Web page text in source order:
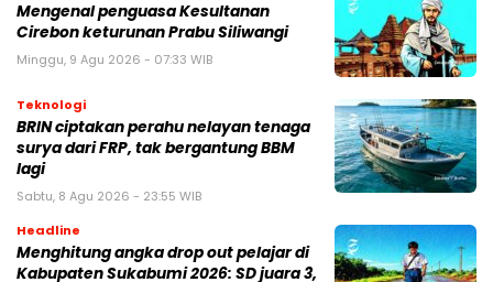
Mengenal penguasa Kesultanan
Cirebon keturunan Prabu Siliwangi
Minggu, 9 Agu 2026 - 07:33 WIB
Teknologi
BRIN ciptakan perahu nelayan tenaga
surya dari FRP, tak bergantung BBM
lagi
Sabtu, 8 Agu 2026 - 23:55 WIB
Headline
Menghitung angka drop out pelajar di
Kabupaten Sukabumi 2026: SD juara 3,